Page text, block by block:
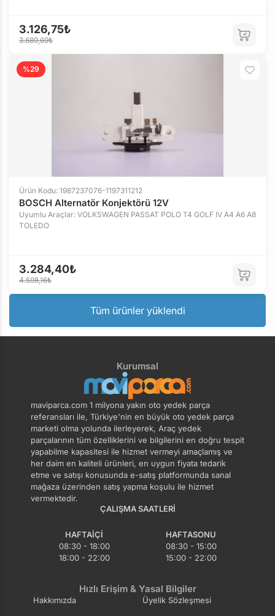
3.126,75₺
3.689,69₺
%29
Ürün Kodu: 1987237076-1197311212
BOSCH Alternatör Konjektörü 12V
Uyumlu Araçlar: VOLKSWAGEN PASSAT POLO T4 GOLF IV A4 A6 A8
TOLEDO
3.284,40₺
4.598,16₺
Tüm ürünler yüklendi
Kurumsal
maviparca.com 1 milyona yakın oto yedek parça
referansları ile, Türkiye'nin en büyük oto yedek parça
marketi olma yolunda ilerleyerek, Araç yedek
parçalarının tüm özelliklerini ve bilgilerini en doğru tespit
yapabilme kapasitesi ile hizmet vermeyi amaçlamış ve
her daim en kaliteli ürünleri, en uygun fiyata tedarik
etme ve satışı konusunda e-satış platformunda sanal
mağaza üzerinden satış yapma koşulu ile hizmet
vermektedir.
ÇALIŞMA SAATLERI
HAFTAIÇI
08:30 - 18:00
18:00 - 22:00
HAFTASONU
08:30 - 15:00
15:00 - 22:00
Hızlı Erişim & Yasal Bilgiler
Hakkımızda Üyelik Sözleşmesi